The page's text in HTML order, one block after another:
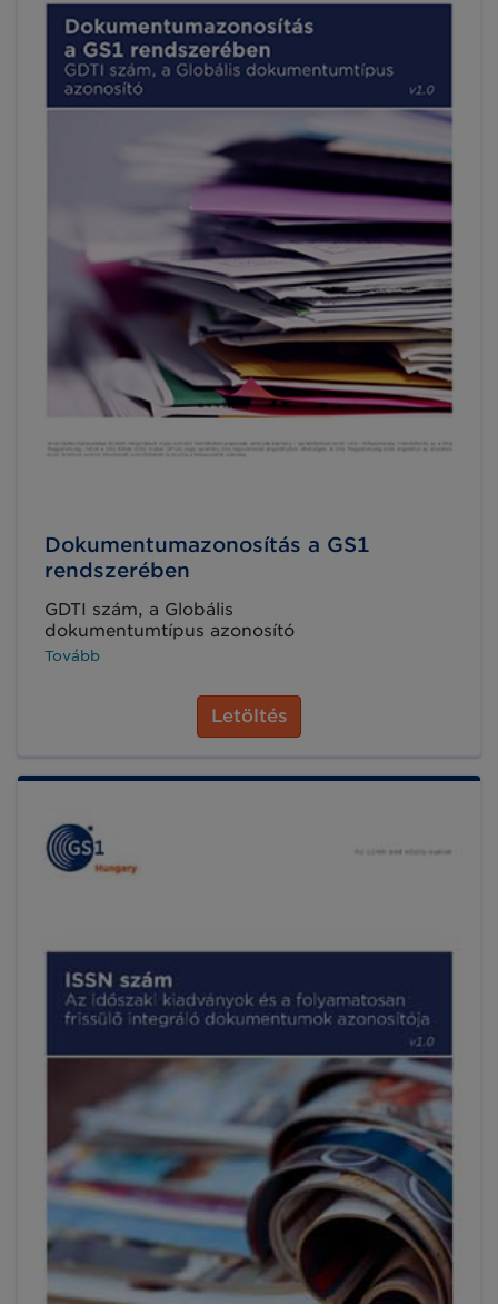
Dokumentumazonosítás a GS1
rendszerében
GDTI szám, a Globális
dokumentumtípus azonosító
Tovább
Letöltés